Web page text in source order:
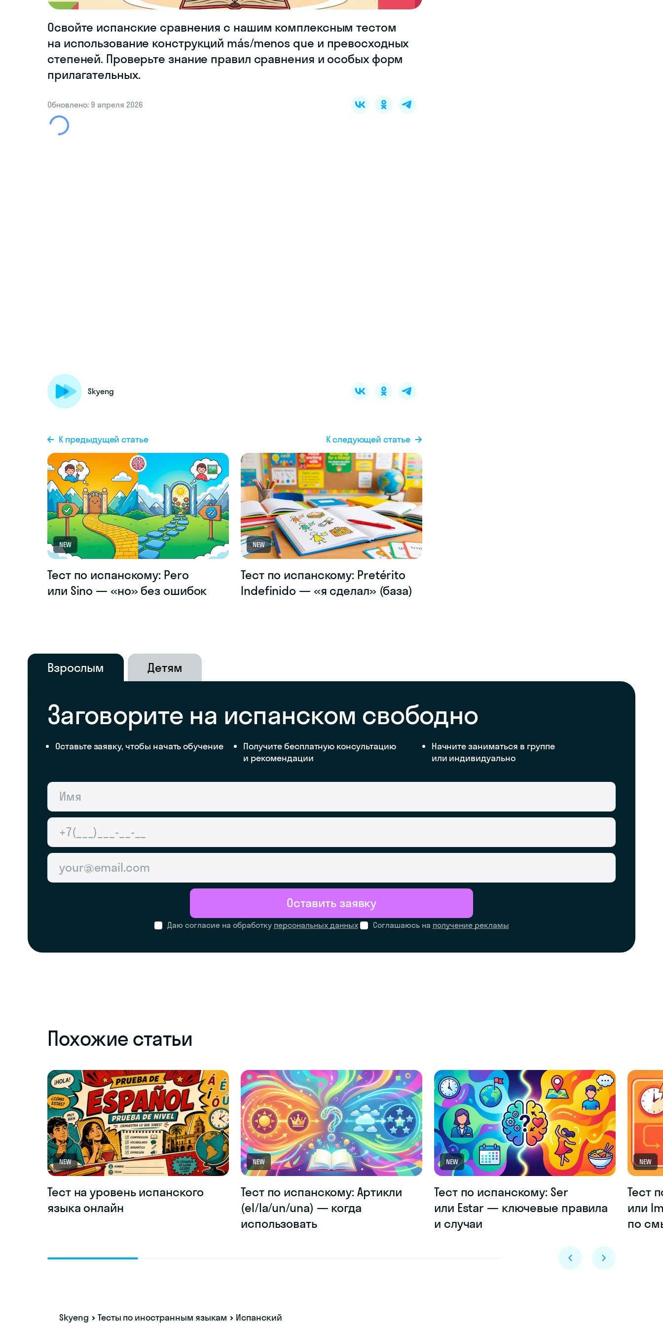
Освойте испанские сравнения с нашим комплексным тестом
на использование конструкций más/menos que и превосходных
степеней. Проверьте знание правил сравнения и особых форм
прилагательных.
Обновлено: 9 апреля 2026
Skyeng
К предыдущей статье
NEW
Тест по испанскому: Pero
или Sino — «но» без ошибок
К следующей статье
NEW
Тест по испанскому: Pretérito
Indefinido — «я сделал» (база)
Взрослым Детям
Заговорите на испанском свободно
Оставьте заявку, чтобы начать обучение
Получите бесплатную консультацию
и рекомендации
Начните заниматься в группе
или индивидуально
Даю согласие на обработку персональных данных Соглашаюсь на получение рекламы
Оставить заявку
Похожие статьи
NEW
Тест на уровень испанского
языка онлайн
NEW
Тест по испанскому: Артикли
(el/la/un/una) — когда
использовать
NEW
Тест по испанскому: Ser
или Estar — ключевые правила
и случаи
NEW
Тест
или
по
Skyeng Тесты по иностранным языкам
Испанский